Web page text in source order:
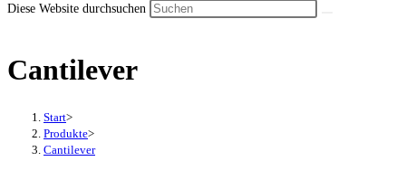
Diese Website durchsuchen
Cantilever
Start>
Produkte>
Cantilever